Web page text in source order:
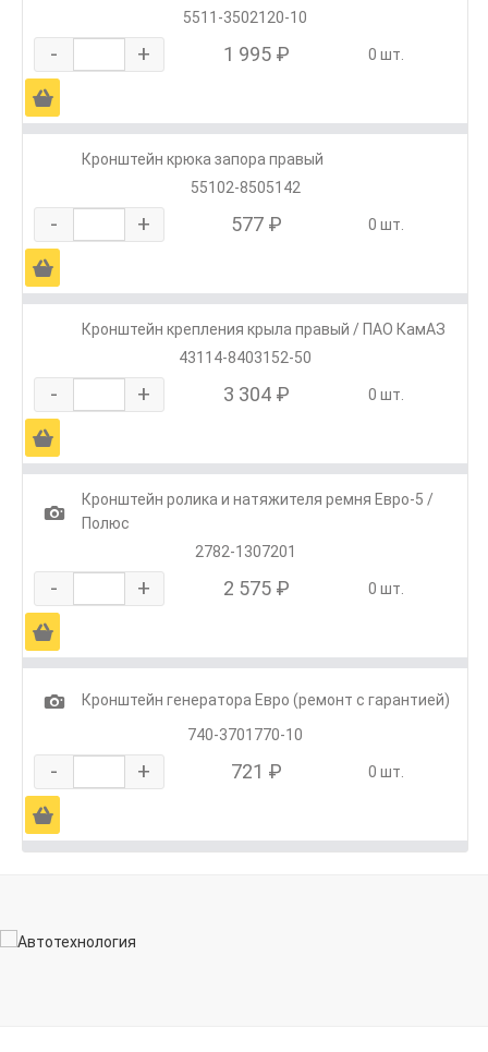
5511-3502120-10
- + 1 995 ₽ 0 шт.
Ä
Кронштейн крюка запора правый
55102-8505142
- + 577 ₽ 0 шт.
Ä
Кронштейн крепления крыла правый / ПАО КамАЗ
43114-8403152-50
- + 3 304 ₽ 0 шт.
Ä
1
Кронштейн ролика и натяжителя ремня Евро-5 /
Полюс
2782-1307201
- + 2 575 ₽ 0 шт.
Ä
1
Кронштейн генератора Евро (ремонт с гарантией)
740-3701770-10
- + 721 ₽ 0 шт.
Ä